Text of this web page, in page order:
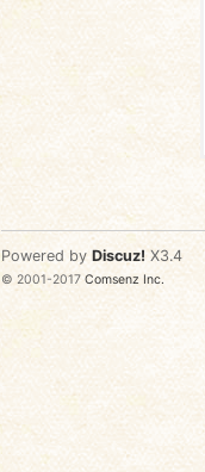
Powered by Discuz! X3.4
© 2001-2017Comsenz Inc.